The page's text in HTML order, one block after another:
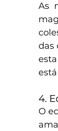
As
das
4.
O